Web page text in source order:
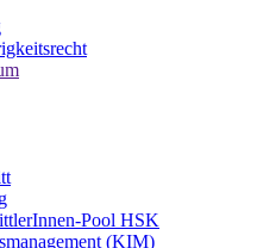
Pool HSK
(KIM)